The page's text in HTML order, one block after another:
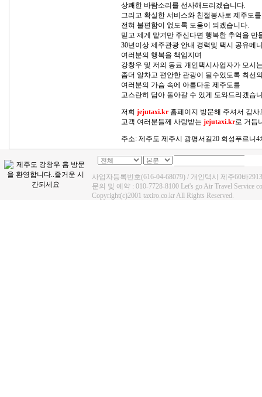
상쾌한 바람소리를 선사해드리겠습니다.
그리고 확실한 서비스와 친절봉사로 제주도
전혀 불편함이 없도록 도움이 되겠습니다.
믿고 제게 맡겨만 주신다면 행복한 추억을 만
30년이상 제주관광 안내 경력및 택시 공유메
여러분의 행복을 책임지며
강창우 및 저의 동료 개인택시사업자가 모시
좀더 알차고 편안한 관광이 될수있도록 최선
여러분의 가슴 속에 아름다운 제주도를
고스란히 담아 돌아갈 수 있게 도와드리겠습
저희 jejutaxi.kr 홈페이지 방문해 주셔서 감사
고객 여러분들께 사랑받는 jejutaxi.kr로 거듭
주소: 제주도 제주시 광평서길20 회성푸르니4
사업자등록번호(616-04-68079) / 개인택시 제주60바
문의 및 예약 : 010-7728-8100 Let's go Air Travel Service
Copyright(c)2001 taxiro.co.kr All Rights Reserved.